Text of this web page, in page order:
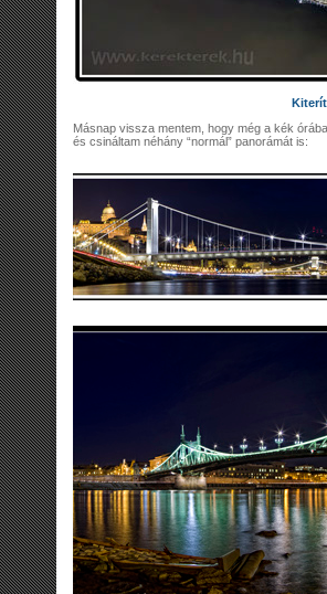
Másnap vissza mentem, hogy még a kék
és csináltam néhány “normál” panorámát is: